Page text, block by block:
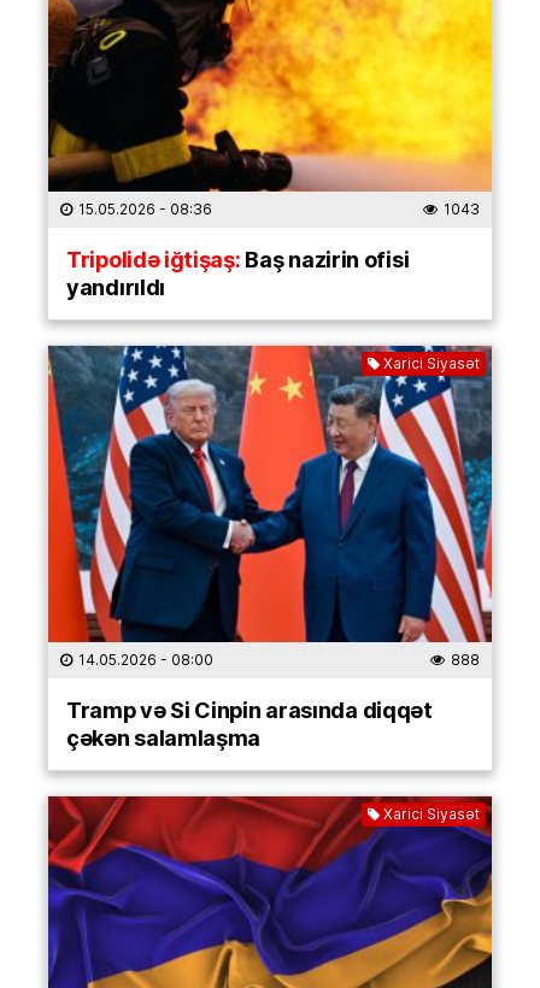
15.05.2026 - 08:36 1043
Tripolidə iğtişaş:Baş nazirin ofisi
yandırıldı
Xarici Siyasət
14.05.2026 - 08:00 888
Tramp və Si Cinpin arasında diqqət
çəkən salamlaşma
Xarici Siyasət